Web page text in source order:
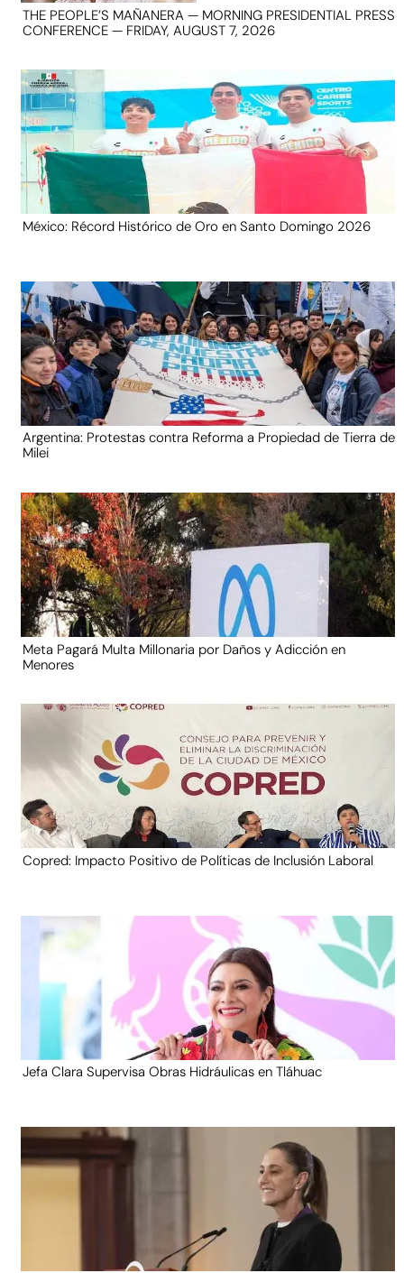
THE PEOPLE’S MAÑANERA — MORNING PRESIDENTIAL PRESS
CONFERENCE — FRIDAY, AUGUST 7, 2026
México: Récord Histórico de Oro en Santo Domingo 2026
Argentina: Protestas contra Reforma a Propiedad de Tierra de
Milei
Meta Pagará Multa Millonaria por Daños y Adicción en
Menores
Copred: Impacto Positivo de Políticas de Inclusión Laboral
Jefa Clara Supervisa Obras Hidráulicas en Tláhuac